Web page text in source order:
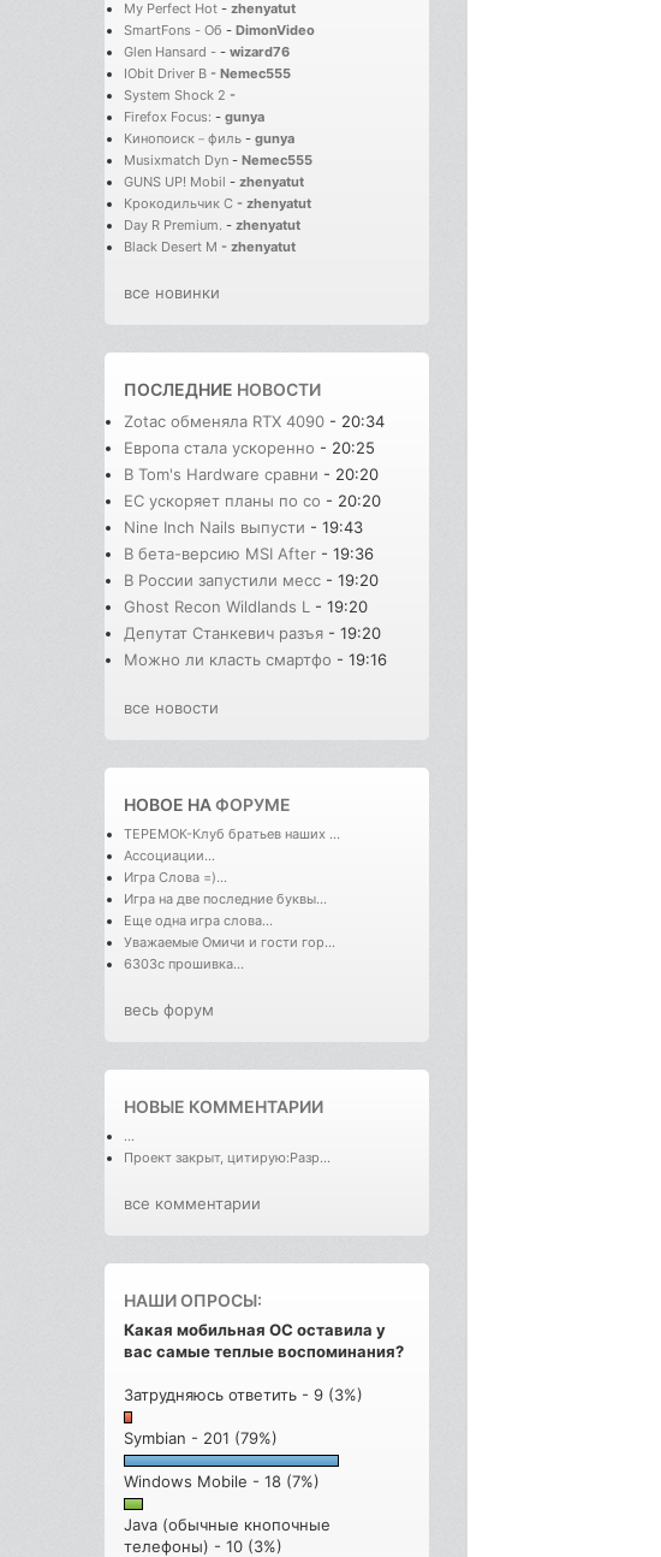
My Perfect Hot - zhenyatut
SmartFons - Об - DimonVideo
Glen Hansard - - wizard76
IObit Driver B - Nemec555
System Shock 2 -
Firefox Focus: - gunya
Кинопоиск－филь - gunya
Musixmatch Dyn - Nemec555
GUNS UP! Mobil - zhenyatut
Крокодильчик С - zhenyatut
Day R Premium. - zhenyatut
Black Desert M - zhenyatut
все новинки
ПОСЛЕДНИЕ НОВОСТИ
Zotac обменяла RTX 4090 - 20:34
Европа стала ускоренно - 20:25
В Tom's Hardware сравни - 20:20
ЕС ускоряет планы по со - 20:20
Nine Inch Nails выпусти - 19:43
В бета-версию MSI After - 19:36
В России запустили месс - 19:20
Ghost Recon Wildlands L - 19:20
Депутат Станкевич разъя - 19:20
Можно ли класть смартфо - 19:16
все новости
НОВОЕ НАФОРУМЕ
ТЕРЕМОК-Клуб братьев наших ...
Ассоциации...
Игра Слова =)...
Игра на две последние буквы...
Еще одна игра слова...
Уважаемые Омичи и гости гор...
6303с прошивка...
весь форум
НОВЫЕ КОММЕНТАРИИ
...
Проект закрыт, цитирую:Разр...
все комментарии
НАШИ ОПРОСЫ:
Какая мобильная ОС оставила у
вас самые теплые воспоминания?
Затрудняюсь ответить - 9 (3%)
Symbian - 201 (79%)
Windows Mobile - 18 (7%)
Java (обычные кнопочные
телефоны) - 10 (3%)